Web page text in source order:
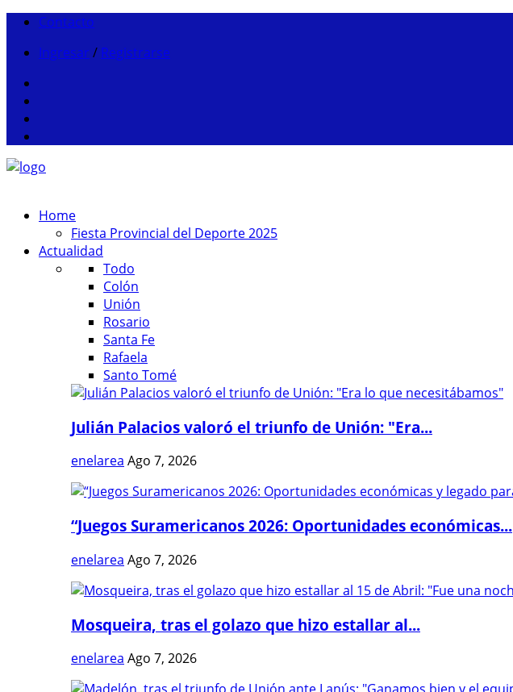
Contacto
Ingresar / Registrarse
Home
Fiesta Provincial del Deporte 2025
Actualidad
Todo
Colón
Unión
Rosario
Santa Fe
Rafaela
Santo Tomé
Julián Palacios valoró el triunfo de Unión: "Era...
enelarea Ago 7, 2026
“Juegos Suramericanos 2026: Oportunidades económicas...
enelarea Ago 7, 2026
Mosqueira, tras el golazo que hizo estallar al...
enelarea Ago 7, 2026